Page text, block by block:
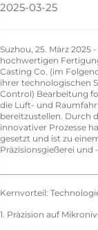
2025-03-25
Suzhou, 25. März
hochwertigen
Casting Co. (im
ihrer technologischen
Control) Bearbeitung
die Luft- und
bereitzustellen. Durch
innovativer Prozesse
gesetzt und ist zu
Präzisionsgießerei
Kernvorteil:
1. Präzision auf